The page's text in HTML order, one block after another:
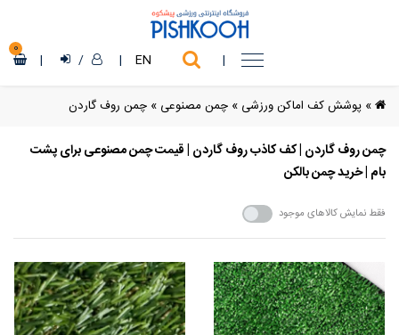
|
EN
|
/
|
0
» پوشش کف اماکن ورزشی » چمن مصنوعی » چمن روف گاردن
چمن روف گاردن | کف کاذب روف گاردن | قیمت چمن مصنوعی برای پشت
بام | خرید چمن بالکن
فقط نمایش کالاهای موجود